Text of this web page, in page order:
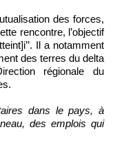
des forces,
rencontre, l’objectif
Il a notamment
des terres du delta
régionale du
dans le pays, à
des emplois qui